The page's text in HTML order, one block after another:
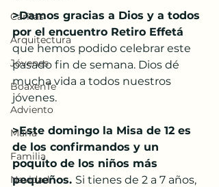
Cáritas
Arquitectura
Jóvenes
BoaxenTe
Adviento
María
Familia
Navidad
>Damos gracias a Dios y a todos
por el encuentro Retiro Effetá
que hemos podido celebrar este
pasado fin de semana. Dios dé
mucha vida a todos nuestros
jóvenes.
>Este domingo la Misa de 12 es
de los confirmandos y un
poquito de los niños más
pequeños. Si tienes de 2 a 7 años,